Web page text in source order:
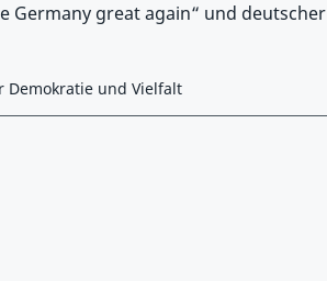
Germany great again“ und deutscher
Demokratie und Vielfalt